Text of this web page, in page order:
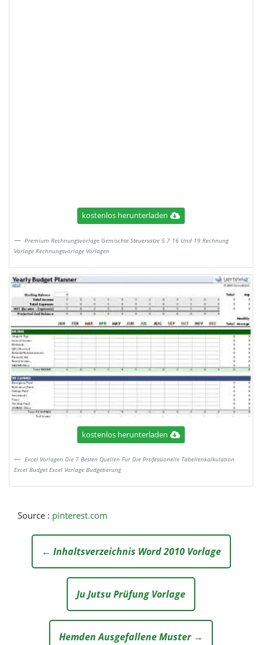
kostenlos herunterladen
Premium Rechnungsvorlage Gemischte Steuersatze 5 7 16 Und 19 Rechnung
Vorlage Rechnungsvorlage Vorlagen
kostenlos herunterladen
Excel Vorlagen Die 7 Besten Quellen Fur Die Professionelle Tabellenkalkulation
Excel Budget Excel Vorlage Budgetierung
Source : pinterest.com
← Inhaltsverzeichnis Word 2010 Vorlage
Ju Jutsu Prüfung Vorlage
Hemden Ausgefallene Muster →